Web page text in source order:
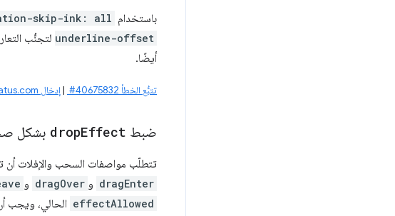
باستخدام skip-ink: all
underline-offset لتجنُّب
أيضًا.
تتبُّع الخطأ ‎ #40675832 |إدخال ChromeStatus.com
ضبط dropEffect بشكل
تتطلّب مواصفات السحب والإفلات أن
dragEnter و dragOver و
effectAllowed الحالي، ويجب